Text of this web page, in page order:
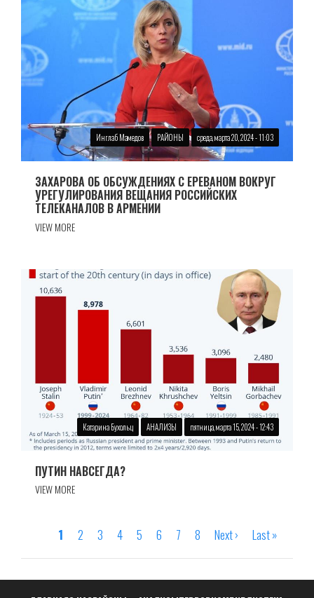
Инглаб Мамедов РАЙОНЫ среда, марта 20, 2024 - 11:03
ЗАХАРОВА ОБ ОБСУЖДЕНИЯХ С ЕРЕВАНОМ ВОКРУГ
УРЕГУЛИРОВАНИЯ ВЕЩАНИЯ РОССИЙСКИХ
ТЕЛЕКАНАЛОВ В АРМЕНИИ
VIEW MORE
Катарина Бухольц АНАЛИЗЫ пятница, марта 15, 2024 - 12:43
ПУТИН НАВСЕГДА?
VIEW MORE
Нумерация
страниц
Страница
1 Страница
2 Страница
3 Страница
4 Страница
5 Страница
6 Страница
7 Страница
8
Следующая
Next ›
Последняя
Last »